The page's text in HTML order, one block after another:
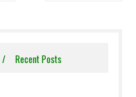
Recent Posts